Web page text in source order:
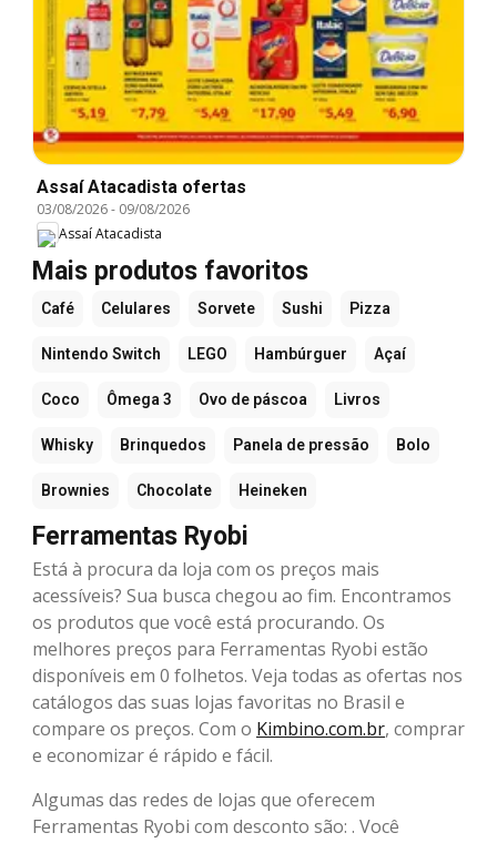
Assaí Atacadista ofertas
03/08/2026- 09/08/2026
Assaí Atacadista
Mais produtos favoritos
Café Celulares Sorvete Sushi Pizza
Nintendo Switch LEGO Hambúrguer Açaí
Coco Ômega 3 Ovo de páscoa Livros
Whisky Brinquedos Panela de pressão Bolo
Brownies Chocolate Heineken
Ferramentas Ryobi
Está à procura da loja com os preços mais
acessíveis? Sua busca chegou ao fim. Encontramos
os produtos que você está procurando. Os
melhores preços para Ferramentas Ryobi estão
disponíveis em 0 folhetos. Veja todas as ofertas nos
catálogos das suas lojas favoritas no Brasil e
compare os preços. Com o Kimbino.com.br, comprar
e economizar é rápido e fácil.
Algumas das redes de lojas que oferecem
Ferramentas Ryobi com desconto são: . Você